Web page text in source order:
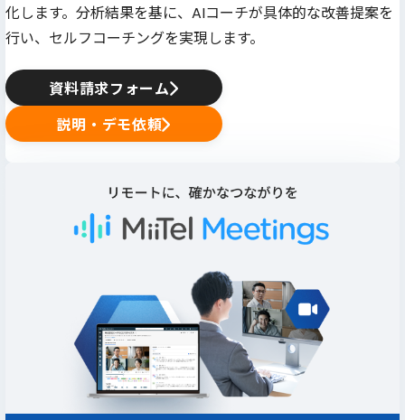
化します。分析結果を基に、AIコーチが具体的な改善提案を
行い、セルフコーチングを実現します。
資料請求フォーム
説明・デモ依頼